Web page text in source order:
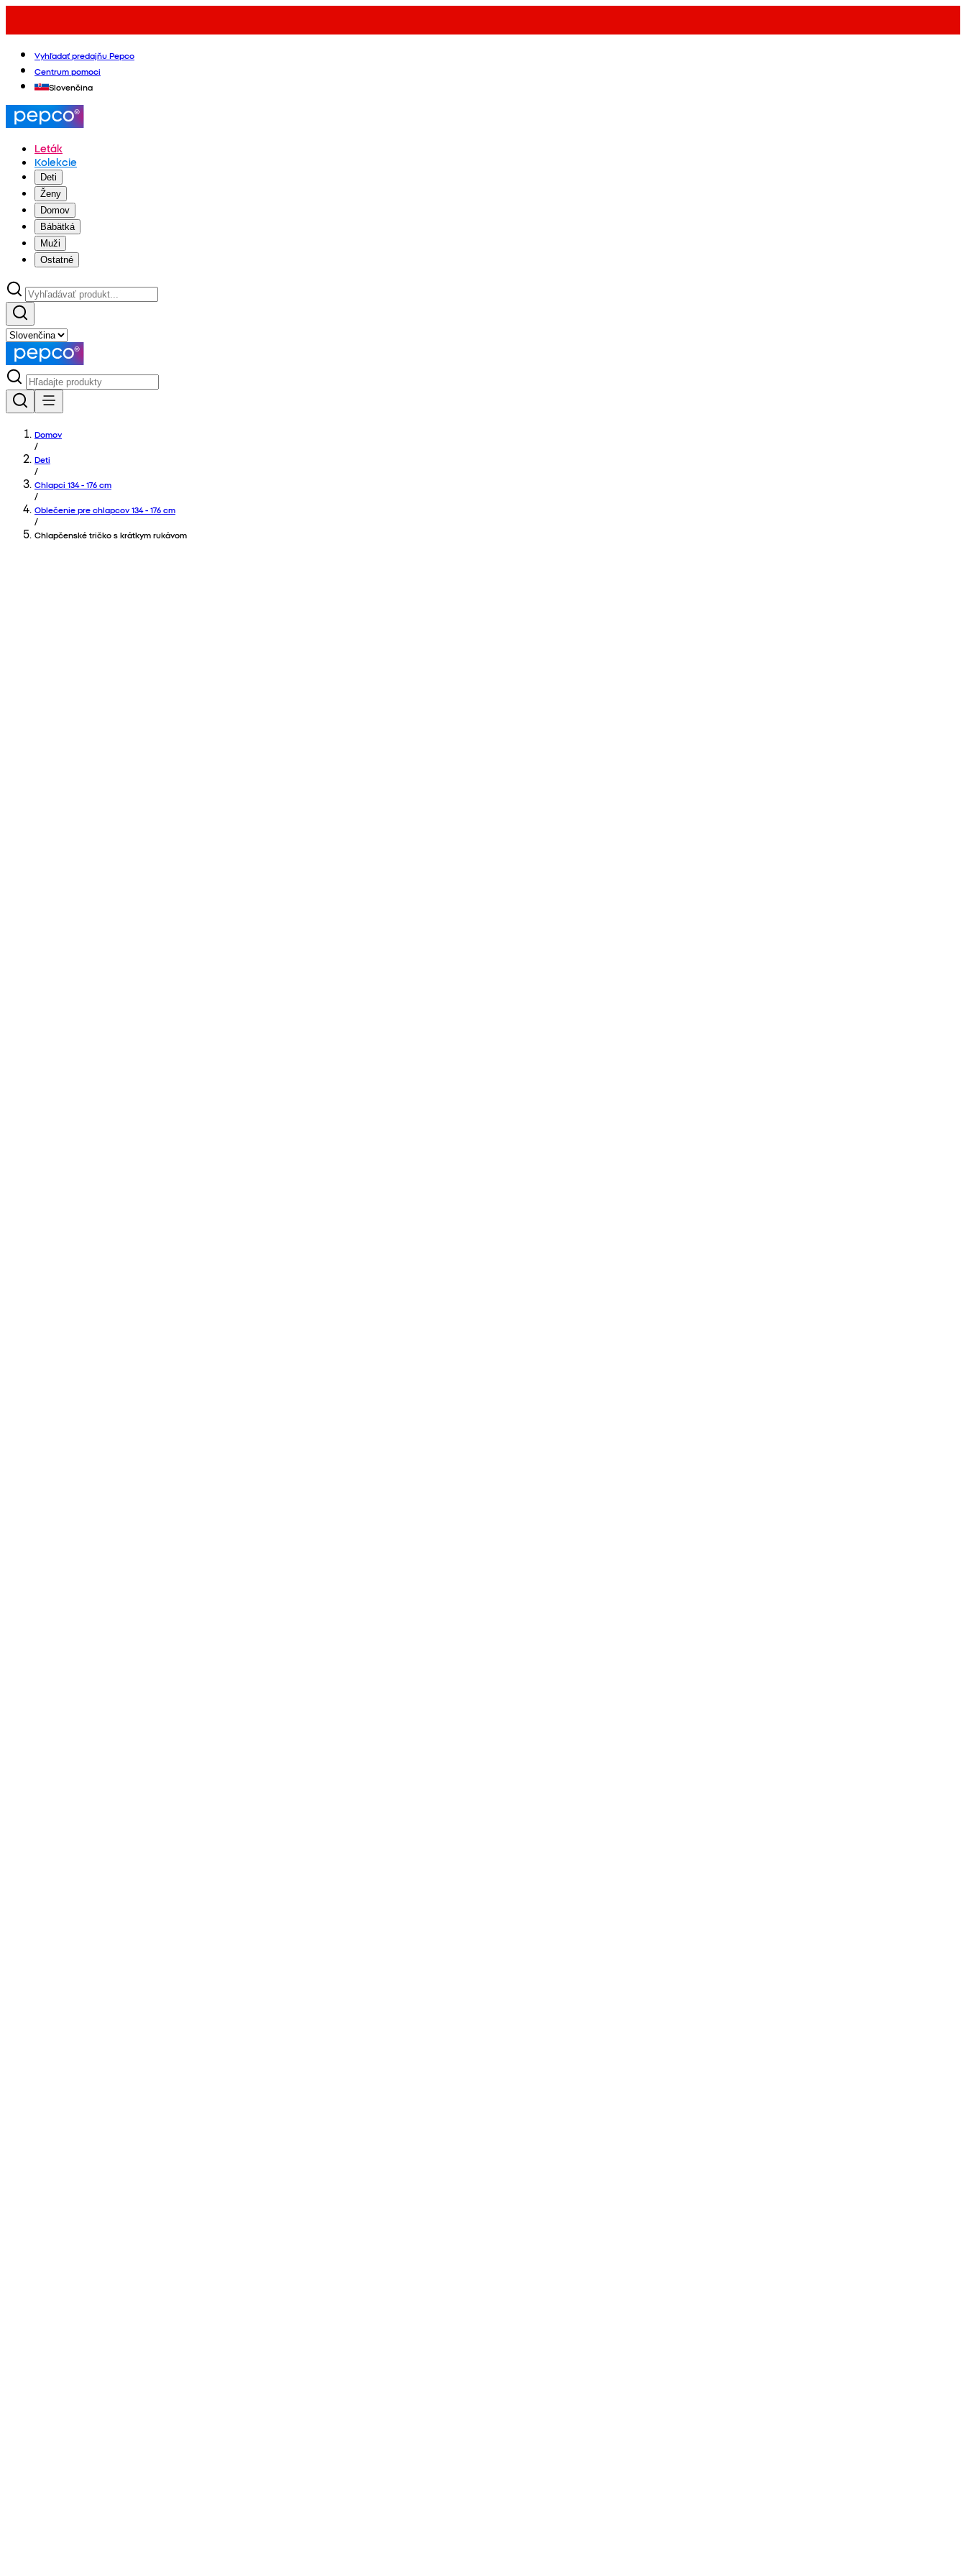
Vyhľadať predajňu Pepco
Centrum pomoci
Slovenčina
Leták
Kolekcie
Deti
Ženy
Domov
Bábätká
Muži
Ostatné
Domov
/
Deti
/
Chlapci 134 - 176 cm
/
Oblečenie pre chlapcov 134 - 176 cm
/
Chlapčenské tričko s krátkym rukávom